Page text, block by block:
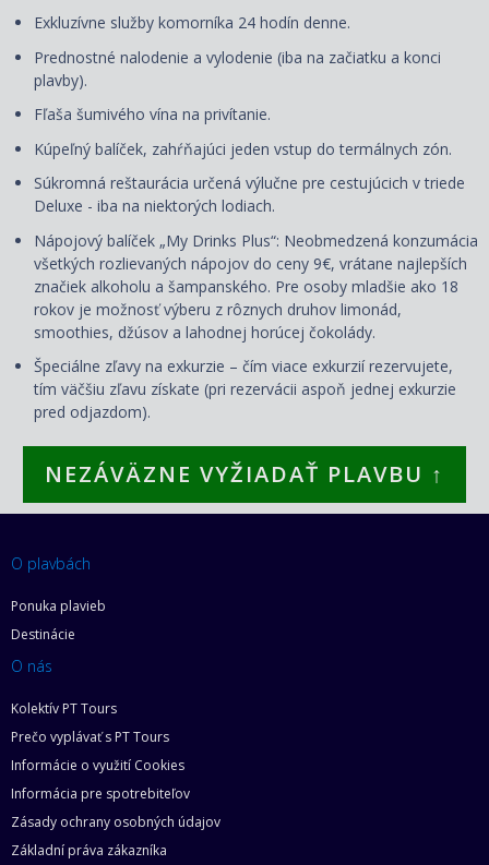
Exkluzívne služby komorníka 24 hodín denne.
Prednostné nalodenie a vylodenie (iba na začiatku a konci
plavby).
Fľaša šumivého vína na privítanie.
Kúpeľný balíček, zahŕňajúci jeden vstup do termálnych zón.
Súkromná reštaurácia určená výlučne pre cestujúcich v triede
Deluxe - iba na niektorých lodiach.
Nápojový balíček „My Drinks Plus“: Neobmedzená konzumácia
všetkých rozlievaných nápojov do ceny 9€, vrátane najlepších
značiek alkoholu a šampanského. Pre osoby mladšie ako 18
rokov je možnosť výberu z rôznych druhov limonád,
smoothies, džúsov a lahodnej horúcej čokolády.
Špeciálne zľavy na exkurzie – čím viace exkurzií rezervujete,
tím väčšiu zľavu získate (pri rezervácii aspoň jednej exkurzie
pred odjazdom).
NEZÁVÄZNE VYŽIADAŤ PLAVBU ↑
O plavbách
Ponuka plavieb
Destinácie
O nás
Kolektív PT Tours
Prečo vyplávať s PT Tours
Informácie o využití Cookies
Informácia pre spotrebiteľov
Zásady ochrany osobných údajov
Základní práva zákazníka